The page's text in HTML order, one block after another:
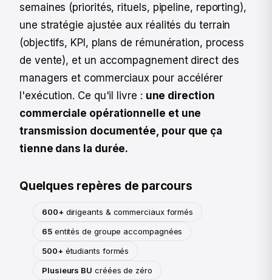
semaines (priorités, rituels, pipeline, reporting),
une stratégie ajustée aux réalités du terrain
(objectifs, KPI, plans de rémunération, process
de vente), et un accompagnement direct des
managers et commerciaux pour accélérer
l'exécution. Ce qu'il livre : une direction
commerciale opérationnelle et une
transmission documentée, pour que ça
tienne dans la durée.
Quelques repères de parcours
600+dirigeants & commerciaux formés
65entités de groupe accompagnées
500+étudiants formés
Plusieurs BU créées de zéro